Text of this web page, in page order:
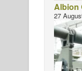
Albion
27